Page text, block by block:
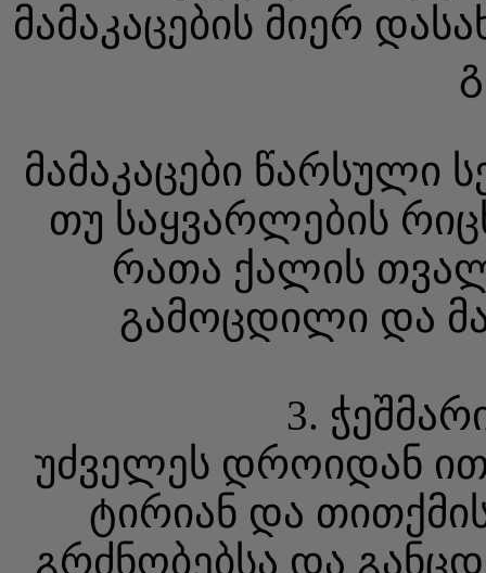
მამაკაცების მიერ
მამაკაცები წარსული
თუ საყვარლების
რათა ქალის
გამოცდილი და
3.
უძველეს დროიდან
ტირიან და
გრძნობებსა და